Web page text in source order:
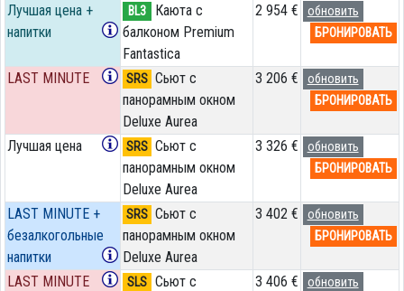
Лучшая цена +
напитки
BL3
Каюта с
балконом Premium
Fantastica
2 954 €
обновить
БРОНИРОВАТЬ
LAST MINUTE SRS Сьют с
панорамным окном
Deluxe Aurea
3 206 €
обновить
БРОНИРОВАТЬ
Лучшая цена SRS Сьют с
панорамным окном
Deluxe Aurea
3 326 €
обновить
БРОНИРОВАТЬ
LAST MINUTE +
безалкогольные
напитки
SRS Сьют с
панорамным окном
Deluxe Aurea
3 402 €
обновить
БРОНИРОВАТЬ
LAST MINUTE SLS Сьют с
3 406 €
обновить